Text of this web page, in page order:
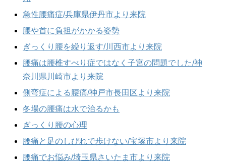
急性腰痛症/兵庫県伊丹市より来院
腰や首に負担がかかる姿勢
ぎっくり腰を繰り返す/川西市より来院
腰痛は腰椎すべり症ではなく子宮の問題でした/神
奈川県川崎市より来院
側弯症による腰痛/神戸市長田区より来院
冬場の腰痛は水で治るかも
ぎっくり腰の心理
腰痛と足のしびれで歩けない/宝塚市より来院
腰痛でお悩み/埼玉県さいたま市より来院